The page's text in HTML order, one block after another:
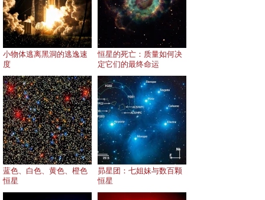
小物体逃离黑洞的逃逸速
度
恒星的死亡：质量如何决
定它们的最终命运
蓝色、白色、黄色、橙色
恒星
昴星团：七姐妹与数百颗
恒星